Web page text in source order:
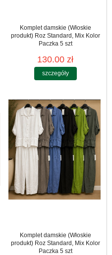
Komplet damskie (Włoskie
produkt) Roz Standard, Mix Kolor
Paczka 5 szt
130.00 zł
szczegóły
Komplet damskie (Włoskie
produkt) Roz Standard, Mix Kolor
Paczka 5 szt